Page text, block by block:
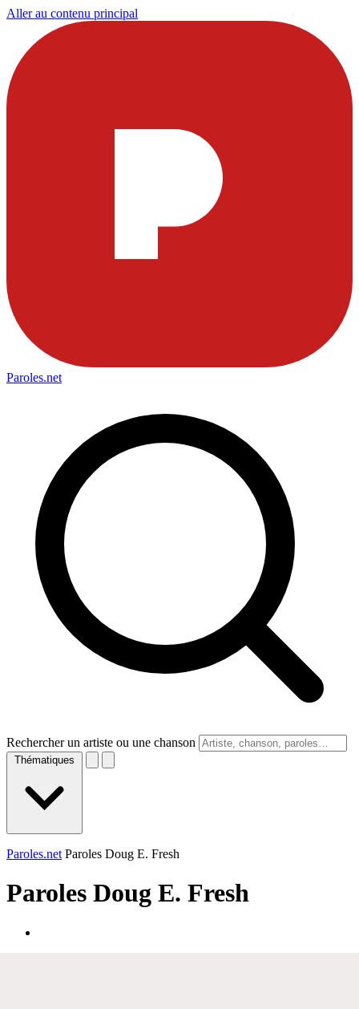
Aller au contenu principal
Paroles.net
Rechercher un artiste ou une chanson
Thématiques
Paroles.net Paroles Doug E. Fresh
Paroles Doug E. Fresh